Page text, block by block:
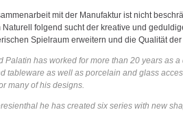
mit der Manufaktur ist nicht
Naturell folgend sucht der kreative und
Spielraum erweitern und die Qualität
Palatin has worked for more than 20 years as
tableware as well as porcelain and glass
many of his designs.
he has created six series with new